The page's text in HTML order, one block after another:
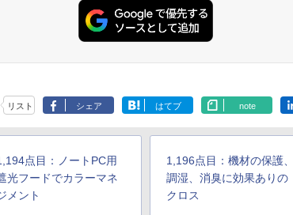
リスト シェア はてブ note
点目：ノートPC用
光フードでカラーマネ
メント
1,196点目：機材の保護、
調湿、消臭に効果ありの
クロス